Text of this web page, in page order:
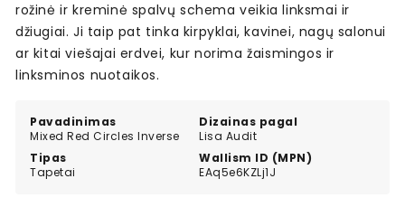
Pavadinimas
Mixed Red Circles Inverse
Dizainas pagal
Lisa Audit
Tipas
Tapetai
Wallism ID (MPN)
EAq5e6KZLj1J
rožinė ir kreminė spalvų schema veikia linksmai ir
džiugiai. Ji taip pat tinka kirpyklai, kavinei, nagų salonui
ar kitai viešajai erdvei, kur norima žaismingos ir
linksminos nuotaikos.